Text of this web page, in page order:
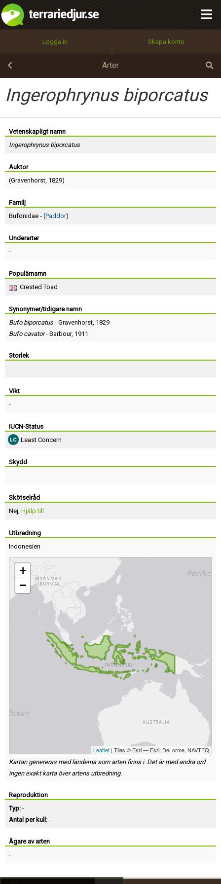
Logga in Skapa konto
Arter
Ingerophrynus biporcatus
Vetenskapligt namn
Ingerophrynus biporcatus
Auktor
(Gravenhorst, 1829)
Familj
Bufonidae - (Paddor)
Underarter
-
Populärnamn
Crested Toad
Synonymer/tidigare namn
Bufo biporcatus- Gravenhorst, 1829
Bufo cavator- Barbour, 1911
Storlek
Vikt
-
IUCN-Status
Least Concern
Skydd
Skötselråd
Nej, Hjälp till
Utbredning
Indonesien
+
−
Leaflet | Tiles © Esri — Esri, DeLorme, NAVTEQ
Kartan genereras med länderna som arten finns i. Det är med andra ord
ingen exakt karta över artens utbredning.
Reproduktion
Typ: -
Antal per kull: -
Ägare av arten
-
Utför
100%
OK
integritetspolicy
Namn:
Epost:
Användarnamn:
Lösenord:
Terms of Service
Begär nytt lösenord
Tillbaka till förstasidan